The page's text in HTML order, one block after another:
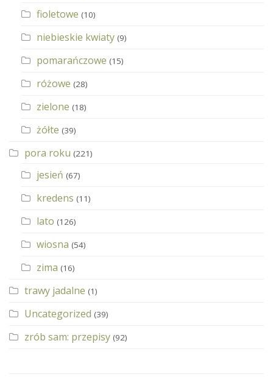
fioletowe (10)
niebieskie kwiaty (9)
pomarańczowe (15)
różowe (28)
zielone (18)
żółte (39)
pora roku (221)
jesień (67)
kredens (11)
lato (126)
wiosna (54)
zima (16)
trawy jadalne (1)
Uncategorized (39)
zrób sam: przepisy (92)